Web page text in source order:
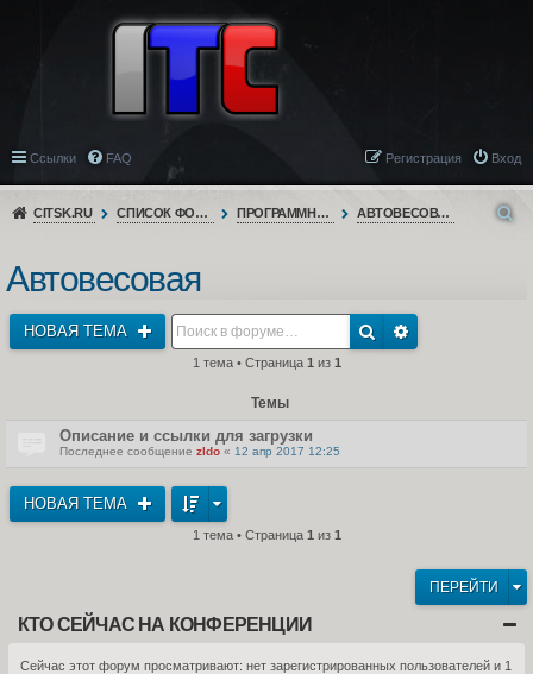
Ссылки FAQ Вход
Регистрация
CITSK.RU СПИСОК ФОРУМОВ ПРОГРАММНОЕ ОБЕСПЕЧЕНИЕ АВТОВЕСОВАЯ
Автовесовая
НОВАЯ ТЕМА
1 тема • Страница 1 из 1
Темы
Описание и ссылки для загрузки
Последнее сообщение zldo « 12 апр 2017 12:25
НОВАЯ ТЕМА
1 тема • Страница 1 из 1
ПЕРЕЙТИ
КТО СЕЙЧАС НА КОНФЕРЕНЦИИ
Сейчас этот форум просматривают: нет зарегистрированных пользователей и 1